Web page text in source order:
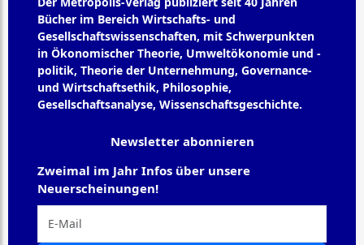
Bücher im Bereich Wirtschafts- und
Gesellschaftswissenschaften, mit Schwerpunkten
in Ökonomischer Theorie, Umweltökonomie und -
politik, Theorie der Unternehmung, Governance-
und Wirtschaftsethik, Philosophie,
Gesellschaftsanalyse, Wissenschaftsgeschichte.
Newsletter abonnieren
Zweimal im Jahr Infos über unsere
Neuerscheinungen!